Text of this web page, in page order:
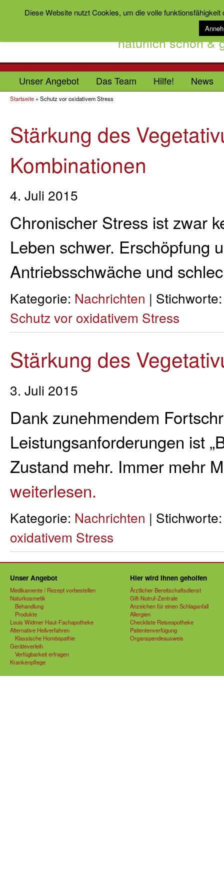
natürlich schön &
Unser Angebot Das Team Hilfe! News
Startseite » Schutz vor oxidativem Stress
Stärkung des
Kombinationen
4. Juli 2015
Chronischer Stress ist zwar
Leben schwer. Erschöpfung
Antriebsschwäche und
Kategorie: Nachrichten |
Schutz vor oxidativem Stress
Stärkung des
3. Juli 2015
Dank zunehmendem
Leistungsanforderungen ist
Zustand mehr. Immer mehr
weiterlesen.
Kategorie: Nachrichten |
oxidativem Stress
Unser Angebot
Medikamente / Rezept vorbestellen
Naturkosmetik
Behandlung
Produkte
Louis Widmer Haut-Fachapotheke
Alternative Heilverfahren
Klassische Homöopathie
Geräteverleih
Verfügbarkeit erfragen
Krankenpflege
Hier wird Ihnen geholfen
Ärztlicher Bereitschaftsdienst
Gift-Notruf-Zentrale
Anzeichen für einen Schlaganfall
Allergien
Checkliste Reiseapotheke
Patientenverfügung
Organspendeausweis
Diese Website nutzt Cookies, um die volle